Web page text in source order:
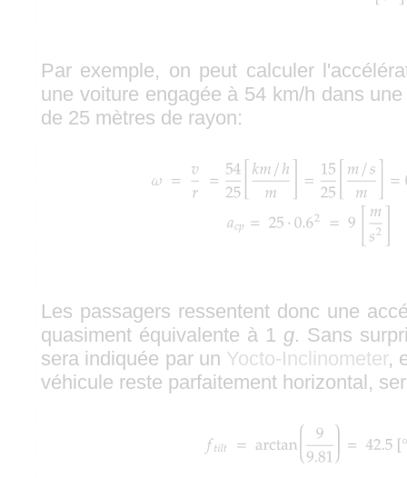
Par exemple, on peut calculer
une voiture engagée à 54 km/h dans
de 25 mètres de rayon:
Les passagers ressentent donc une
quasiment équivalente à 1 g. Sans
sera indiquée par un Yocto-Inclinometer,
véhicule reste parfaitement horizontal,